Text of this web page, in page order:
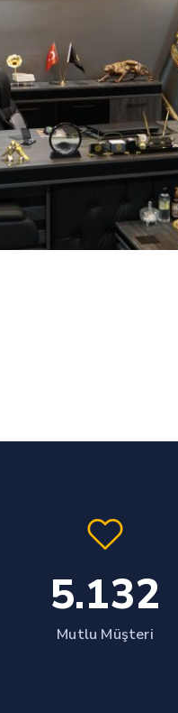
5.132
Mutlu Müşteri